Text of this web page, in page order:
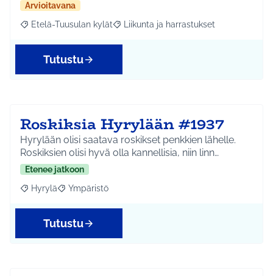
Arvioitavana
Rajaa tulokset aihepiirin mukaan: Etelä-Tuusulan kylät
Etelä-Tuusulan kylät Rajaa tulokset teeman mukaan:
Liikunta ja harrastukset
Tutustu
Roskiksia Hyrylään #1937
Hyrylään olisi saatava roskikset penkkien lähelle.
Roskiksien olisi hyvä olla kannellisia, niin linn…
Etenee jatkoon
Rajaa tulokset aihepiirin mukaan: Hyrylä
Hyrylä Rajaa tulokset teeman mukaan: Ympäristö
Ympäristö
Tutustu